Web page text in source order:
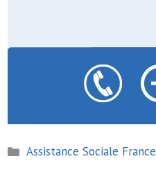
Catégories
Assistance Sociale France